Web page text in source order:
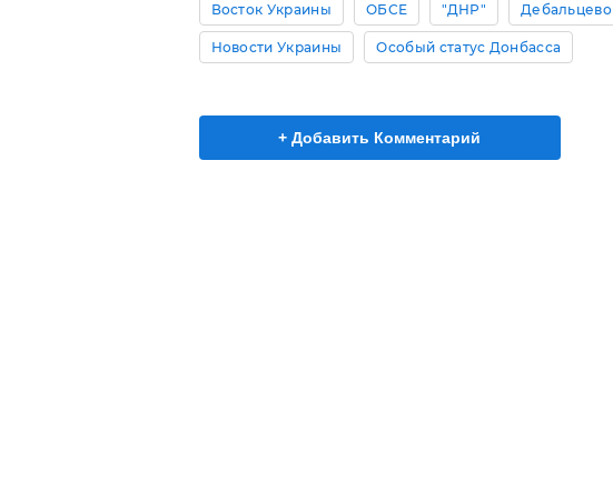
Восток Украины ОБСЕ "ДНР" Дебальцево
Новости Украины Особый статус Донбасса
+ Добавить Комментарий